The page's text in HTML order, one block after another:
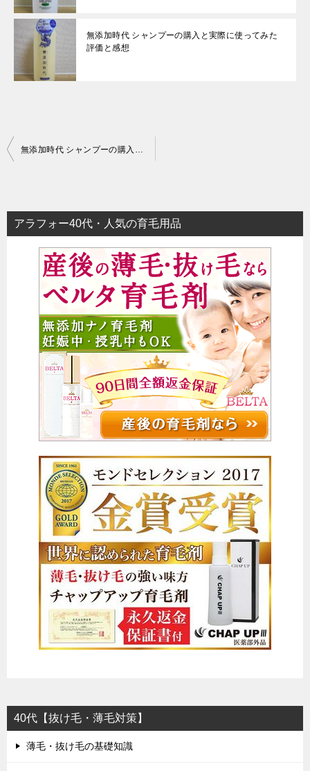
無添加時代 シャンプーの購入と実際に使ってみた
評価と感想
投
ビ
ゲ
アラフォー40代・人気の育毛用品
40代【抜け毛・薄毛対策】
薄毛・抜け毛の基礎知識